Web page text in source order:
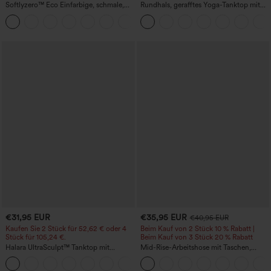
Softlyzero™ Eco Einfarbige, schmale,
hoch taillierte Wanderhose mit
mehreren Taschen
Rundhals, gerafftes Yoga-Tanktop mit
Cool-Touch-Effekt – UPF50+
€31,95 EUR
Kaufen Sie 2 Stück für 52,62 € oder 4
Stück für 105,24 €.
Halara UltraSculpt™ Tanktop mit
Rundhalsausschnitt und
geschwungenem Saum
€35,95 EUR €40,95 EUR
Beim Kauf von 2 Stück 10 % Rabatt |
Beim Kauf von 3 Stück 20 % Rabatt
Mid-Rise-Arbeitshose mit Taschen,
Barrel-Leg und weiter Passform